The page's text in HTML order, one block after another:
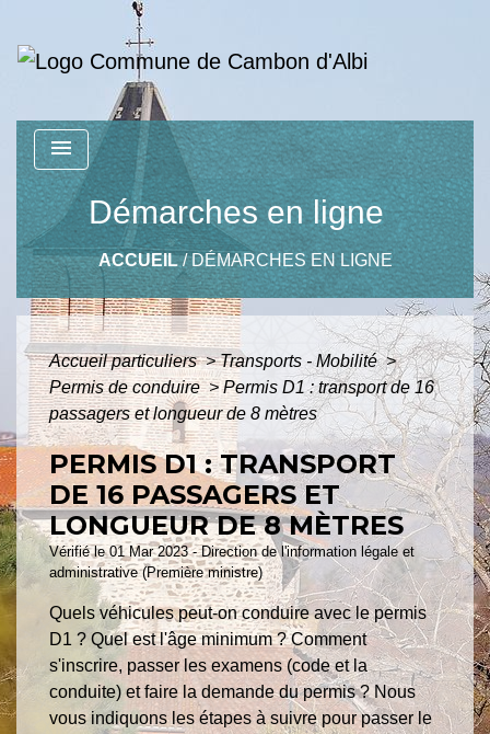
menu
Démarches en ligne
ACCUEIL/DÉMARCHES EN LIGNE
Accueil particuliers> Transports - Mobilité>
Permis de conduire> Permis D1 : transport de 16
passagers et longueur de 8 mètres
PERMIS D1 : TRANSPORT
DE 16 PASSAGERS ET
LONGUEUR DE 8 MÈTRES
Vérifié le 01 Mar 2023 - Direction de l'information légale et
administrative (Première ministre)
Quels véhicules peut-on conduire avec le permis
D1 ? Quel est l'âge minimum ? Comment
s'inscrire, passer les examens (code et la
conduite) et faire la demande du permis ? Nous
vous indiquons les étapes à suivre pour passer le